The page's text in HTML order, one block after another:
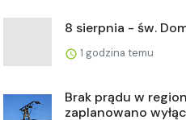
8 sierpnia - św.
1 godzina temu
Brak prądu w
zaplanowano